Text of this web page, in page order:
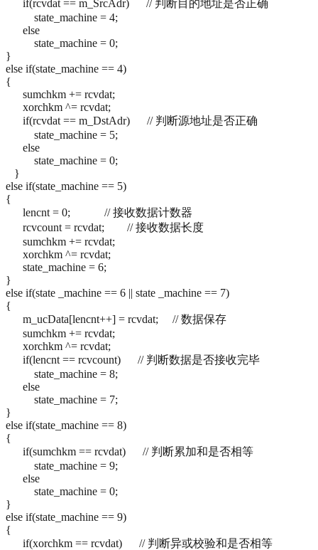
if(rcvdat == m_SrcAdr) // 判断目的地址是否正确
state_machine = 4;
else
state_machine = 0;
}
else if(state_machine == 4)
{
sumchkm += rcvdat;
xorchkm ^= rcvdat;
if(rcvdat == m_DstAdr) // 判断源地址是否正确
state_machine = 5;
else
state_machine = 0;
}
else if(state_machine == 5)
{
lencnt = 0; // 接收数据计数器
rcvcount = rcvdat; // 接收数据长度
sumchkm += rcvdat;
xorchkm ^= rcvdat;
state_machine = 6;
}
else if(state _machine == 6 || state _machine == 7)
{
m_ucData[lencnt++] = rcvdat; // 数据保存
sumchkm += rcvdat;
xorchkm ^= rcvdat;
if(lencnt == rcvcount) // 判断数据是否接收完毕
state_machine = 8;
else
state_machine = 7;
}
else if(state_machine == 8)
{
if(sumchkm == rcvdat) // 判断累加和是否相等
state_machine = 9;
else
state_machine = 0;
}
else if(state_machine == 9)
{
if(xorchkm == rcvdat) // 判断异或校验和是否相等